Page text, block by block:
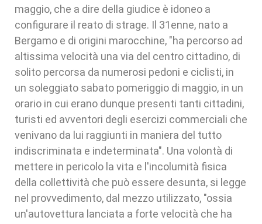
maggio, che a dire della giudice è idoneo a
configurare il reato di strage. Il 31enne, nato a
Bergamo e di origini marocchine, "ha percorso ad
altissima velocità una via del centro cittadino, di
solito percorsa da numerosi pedoni e ciclisti, in
un soleggiato sabato pomeriggio di maggio, in un
orario in cui erano dunque presenti tanti cittadini,
turisti ed avventori degli esercizi commerciali che
venivano da lui raggiunti in maniera del tutto
indiscriminata e indeterminata". Una volontà di
mettere in pericolo la vita e l'incolumità fisica
della collettività che può essere desunta, si legge
nel provvedimento, dal mezzo utilizzato, "ossia
un'autovettura lanciata a forte velocità che ha